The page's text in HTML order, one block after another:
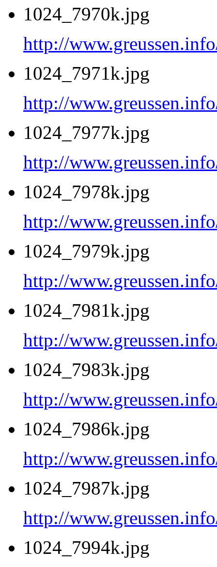
1024_7970k.jpg
http://
1024_7971k.jpg
http://
1024_7977k.jpg
http://
1024_7978k.jpg
http://
1024_7979k.jpg
http://
1024_7981k.jpg
http://
1024_7983k.jpg
http://
1024_7986k.jpg
http://
1024_7987k.jpg
http://
1024_7994k.jpg